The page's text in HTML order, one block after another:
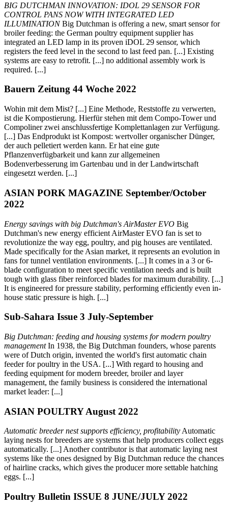
BIG DUTCHMAN INNOVATION: IDOL 29 SENSOR FOR
CONTROL PANS NOW WITH INTEGRATED LED
ILLUMINATIONBig Dutchman is offering a new, smart sensor for
broiler feeding: the German poultry equipment supplier has
integrated an LED lamp in its proven iDOL 29 sensor, which
registers the feed level in the second to last feed pan. [...] Existing
systems are easy to retrofit. [...] no additional assembly work is
required. [...]
Bauern Zeitung 44 Woche 2022
Wohin mit dem Mist? [...] Eine Methode, Reststoffe zu verwerten,
ist die Kompostierung. Hierfür stehen mit dem Compo-Tower und
Compoliner zwei anschlussfertige Komplettanlagen zur Verfügung.
[...] Das Endprodukt ist Kompost: wertvoller organischer Dünger,
der auch pelletiert werden kann. Er hat eine gute
Pflanzenverfügbarkeit und kann zur allgemeinen
Bodenverbesserung im Gartenbau und in der Landwirtschaft
eingesetzt werden. [...]
ASIAN PORK MAGAZINE September/October
2022
Energy savings with big Dutchman's AirMaster EVO Big
Dutchman's new energy efficient AirMaster EVO fan is set to
revolutionize the way egg, poultry, and pig houses are ventilated.
Made specifically for the Asian market, it represents an evolution in
fans for tunnel ventilation environments. [...] It comes in a 3 or 6-
blade configuration to meet specific ventilation needs and is built
tough with glass fiber reinforced blades for maximum durability. [...]
It is engineered for pressure stability, performing efficiently even in-
house static pressure is high. [...]
Sub-Sahara Issue 3 July-September
Big Dutchman: feeding and housing systems for modern poultry
managementIn 1938, the Big Dutchman founders, whose parents
were of Dutch origin, invented the world's first automatic chain
feeder for poultry in the USA. [...] With regard to housing and
feeding equipment for modern breeder, broiler and layer
management, the family business is considered the international
market leader: [...]
ASIAN POULTRY August 2022
Automatic breeder nest supports efficiency, profitabilityAutomatic
laying nests for breeders are systems that help producers collect eggs
automatically. [...] Another contributor is that automatic laying nest
systems like the ones designed by Big Dutchman reduce the chances
of hairline cracks, which gives the producer more settable hatching
eggs. [...]
Poultry Bulletin ISSUE 8 JUNE/JULY 2022